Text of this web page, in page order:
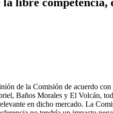
de la Comisión de acuerdo
Baños Morales y El Volcán,
en dicho mercado. La